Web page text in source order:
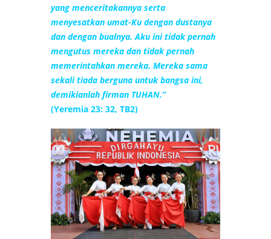
yang menceritakannya serta
menyesatkan umat-Ku dengan dustanya
dan dengan bualnya. Aku ini tidak pernah
mengutus mereka dan tidak pernah
memerintahkan mereka. Mereka sama
sekali tiada berguna untuk bangsa ini,
demikianlah firman TUHAN.”
(Yeremia 23: 32, TB2)